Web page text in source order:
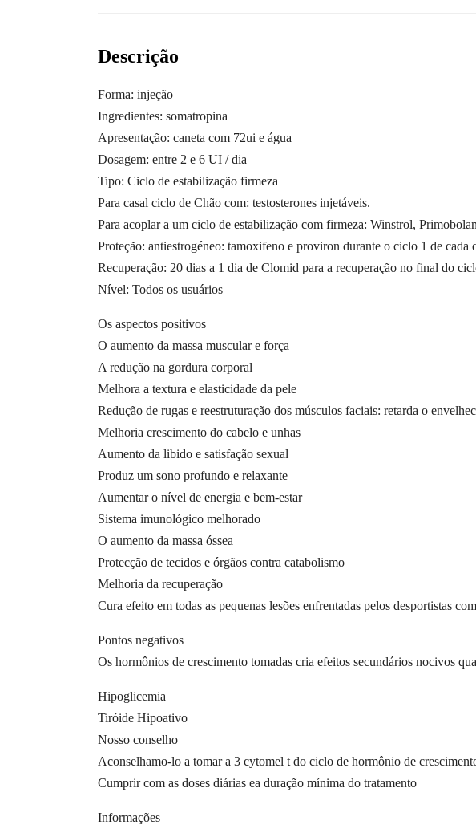
Descrição
Forma: injeção
Ingredientes: somatropina
Apresentação: caneta com 72ui e água
Dosagem: entre 2 e 6 UI / dia
Tipo: Ciclo de estabilização firmeza
Para casal ciclo de Chão com: testosterones injetáveis.
Para acoplar a um ciclo de estabilização com firmeza: Winstrol,
Proteção: antiestrogéneo: tamoxifeno e proviron durante o ciclo 1 de
Recuperação: 20 dias a 1 dia de Clomid para a recuperação no final do
Nível: Todos os usuários
Os aspectos positivos
O aumento da massa muscular e força
A redução na gordura corporal
Melhora a textura e elasticidade da pele
Redução de rugas e reestruturação dos músculos faciais: retarda o
Melhoria crescimento do cabelo e unhas
Aumento da libido e satisfação sexual
Produz um sono profundo e relaxante
Aumentar o nível de energia e bem-estar
Sistema imunológico melhorado
O aumento da massa óssea
Protecção de tecidos e órgãos contra catabolismo
Melhoria da recuperação
Cura efeito em todas as pequenas lesões enfrentadas pelos desportistas
Pontos negativos
Os hormônios de crescimento tomadas cria efeitos secundários nocivos
Hipoglicemia
Tiróide Hipoativo
Nosso conselho
Aconselhamo-lo a tomar a 3 cytomel t do ciclo de hormônio de
Cumprir com as doses diárias ea duração mínima do tratamento
Informações